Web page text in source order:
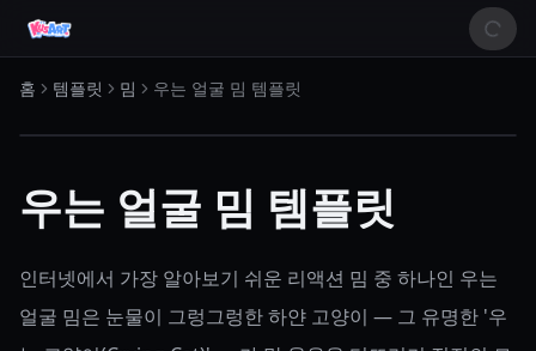
홈 템플릿 밈 우는 얼굴 밈 템플릿
우는 얼굴 밈 템플릿
인터넷에서 가장 알아보기 쉬운 리액션 밈 중 하나인 우는
얼굴 밈은 눈물이 그렁그렁한 하얀 고양이 — 그 유명한 '우